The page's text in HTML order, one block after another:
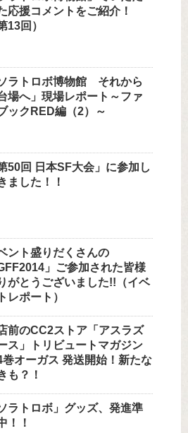
応援コメントをご紹介！
13回）
ソラトロボ博物館 それから
場へ」現場レポート～ファ
ックRED編（2）～
第50回 日本SF大会」に参加し
ました！！
ント盛りだくさんの
GFF2014」ご参加された皆様
がとうございました!!（イベ
レポート）
前のCC2ストア「アスラズ
ス」トリビュートマガジン
巻オーガス 発送開始！新たな
も？！
ソラトロボ」グッズ、発進準
！！